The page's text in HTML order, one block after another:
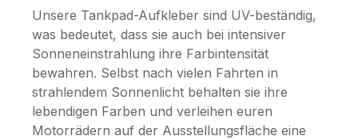
Unsere Tankpad-Aufkleber sind UV-beständig,
was bedeutet, dass sie auch bei intensiver
Sonneneinstrahlung ihre Farbintensität
bewahren. Selbst nach vielen Fahrten in
strahlendem Sonnenlicht behalten sie ihre
lebendigen Farben und verleihen euren
Motorrädern auf der Ausstellungsfläche eine